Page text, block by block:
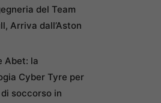
del Team
Arriva dall’Aston
Abet: la
Cyber Tyre per
soccorso in